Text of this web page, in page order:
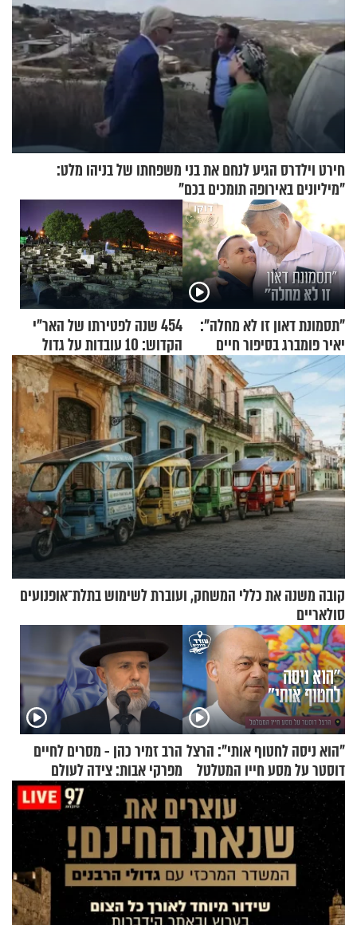
חירט וילדרס הגיע לנחם את בני משפחתו של בניהו מלט:
"מיליונים באירופה תומכים בכם"
"תסמונת דאון זו לא מחלה":
יאיר פומברג בסיפור חיים
מעורר השראה
454 שנה לפטירתו של האר"י
הקדוש: 10 עובדות על גדול
מקובלי צפת
קובה משנה את כללי המשחק, ועוברת לשימוש בתלת־אופנועים
סולאריים
"הוא ניסה לחטוף אותי": הרצל
דוסטר על מסע חייו המטלטל
הרב זמיר כהן - מסרים לחיים
מפרקי אבות: צידה לעולם
האמת